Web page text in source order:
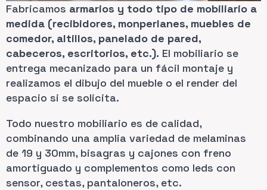
Fabricamos armarios y todo tipo de mobiliario a
medida (recibidores, monperlanes, muebles de
comedor, altillos, panelado de pared,
cabeceros, escritorios, etc.). El mobiliario se
entrega mecanizado para un fácil montaje y
realizamos el dibujo del mueble o el render del
espacio si se solicita.
Todo nuestro mobiliario es de calidad,
combinando una amplia variedad de melaminas
de 19 y 30mm, bisagras y cajones con freno
amortiguado y complementos como leds con
sensor, cestas, pantaloneros, etc.